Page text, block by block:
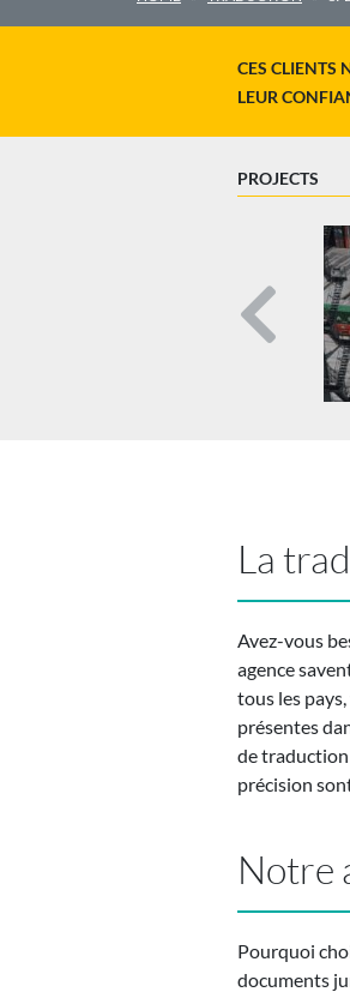
CES CLIENTS
LEUR
PROJECTS
La
Avez-vous
agence
tous les
présentes
de traduction
précision
Notre
Pourquoi
documents